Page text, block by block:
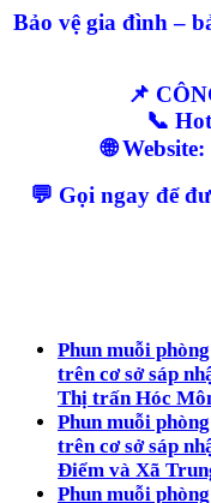
Bảo vệ gia đình –
📌
📞
🌐
💬 Gọi ngay để
Phun muỗi
trên cơ sở sáp
Thị trấn Hóc
Phun muỗi
trên cơ sở sáp
Điểm và Xã
Phun muỗi